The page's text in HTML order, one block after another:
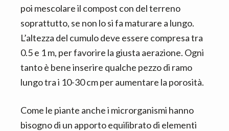
poi mescolare il compost con del terreno
soprattutto, se non lo si fa maturare a lungo.
L’altezza del cumulo deve essere compresa tra
0.5 e 1 m, per favorire la giusta aerazione. Ogni
tanto è bene inserire qualche pezzo di ramo
lungo tra i 10-30 cm per aumentare la porosità.
Come le piante anche i microrganismi hanno
bisogno di un apporto equilibrato di elementi